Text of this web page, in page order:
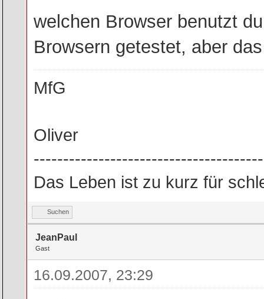
welchen Browser benutzt
Browsern getestet, aber
MfG
Oliver
Das Leben ist zu kurz für
Suchen
JeanPaul
Gast
16.09.2007, 23:29